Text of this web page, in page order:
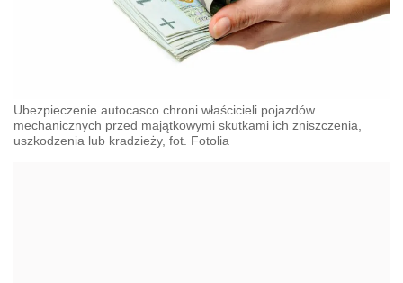
Ubezpieczenie autocasco chroni właścicieli pojazdów
mechanicznych przed majątkowymi skutkami ich zniszczenia,
uszkodzenia lub kradzieży, fot. Fotolia